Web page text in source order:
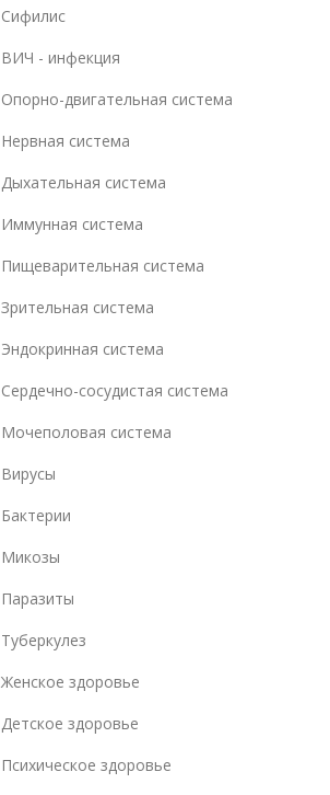
Сифилис
ВИЧ - инфекция
Опорно-двигательная система
Нервная система
Дыхательная система
Иммунная система
Пищеварительная система
Зрительная система
Эндокринная система
Сердечно-сосудистая система
Мочеполовая система
Вирусы
Бактерии
Микозы
Паразиты
Туберкулез
Женское здоровье
Детское здоровье
Психическое здоровье